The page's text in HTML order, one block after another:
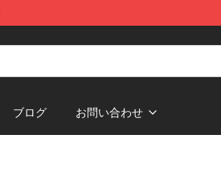
ブログ お問い合わせ